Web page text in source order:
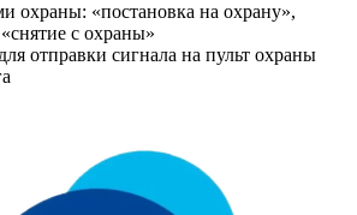
охраны: «постановка на охрану»,
с охраны»
отправки сигнала на пульт охраны